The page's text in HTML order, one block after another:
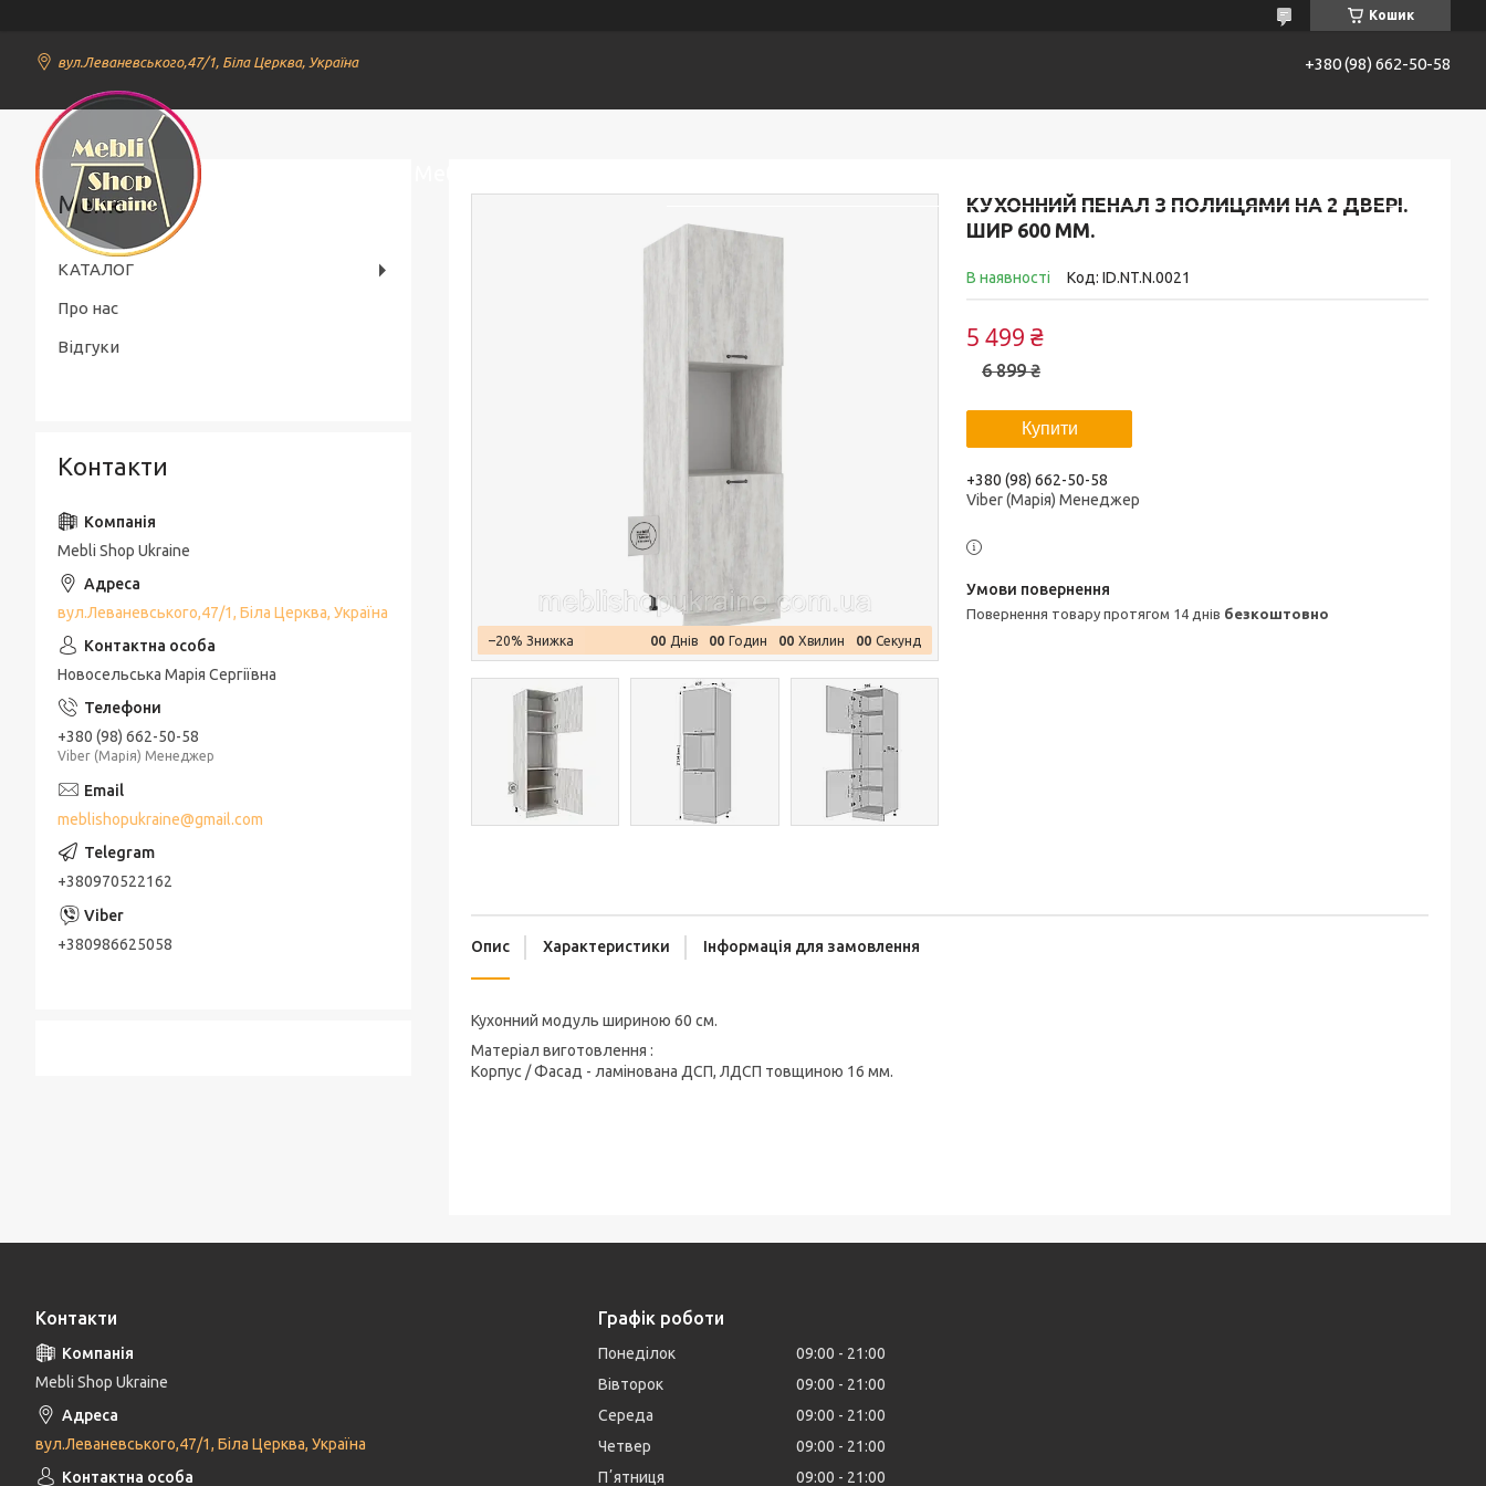
Кошик
вул.Леваневського,47/1, Біла Церква, Україна +380 (98) 662-50-58
КУХОННИЙ ПЕНАЛ З ПОЛИЦЯМИ НА 2 ДВЕРІ.
ШИР 600 ММ.
В наявності Код: ID.NT.N.0021
6 899 ₴
5 499 ₴
Купити
+380 (98) 662-50-58
Viber (Марія) Менеджер
повернення товару протягом 14 днів безкоштовно
–20% 00 Днів 00 Годин 00 Хвилин 00 Секунд
Опис Характеристики Інформація для замовлення
Кухонний модуль шириною 60 см.
Матеріал виготовлення :
Корпус / Фасад - ламінована ДСП, ЛДСП товщиною 16 мм.
КАТАЛОГ
Про нас
Відгуки
Контакти
Mebli Shop Ukraine
вул.Леваневського,47/1, Біла Церква, Україна
Новосельська Марія Сергіївна
+380 (98) 662-50-58
Viber (Марія) Менеджер
meblishopukraine@gmail.com
+380970522162
+380986625058
Контакти
Mebli Shop Ukraine
вул.Леваневського,47/1, Біла Церква, Україна
Графік роботи
Понеділок 09:00
21:00
Вівторок
09:00
21:00
Середа
09:00
21:00
Четвер
09:00
21:00
Пʼятниця
09:00 21:00